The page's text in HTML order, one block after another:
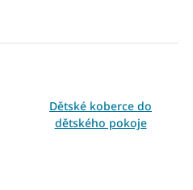
Dětské koberce do
dětského pokoje